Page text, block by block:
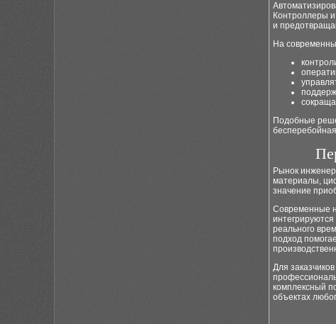
Контроллеры
и
На
Подобные
Рынок
материалы,
значение
Современные
реального
подход
Для
комплексный
объектах